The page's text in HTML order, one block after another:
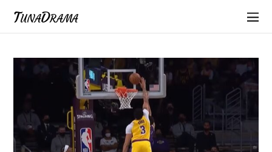
TunaDrama